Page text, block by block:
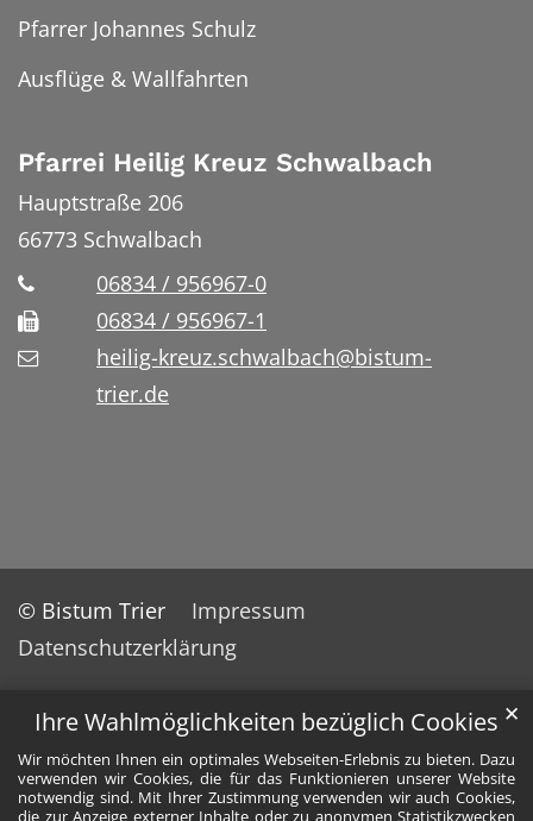
Ihre Wahlmöglichkeiten bezüglich Cookies
Wir möchten Ihnen ein optimales Webseiten-Erlebnis zu bieten. Dazu
verwenden wir Cookies, die für das Funktionieren unserer Website
notwendig sind. Mit Ihrer Zustimmung verwenden wir auch Cookies,
die zur Anzeige externer Inhalte oder zu anonymen Statistikzwecken
✕
Pfarrer Johannes Schulz
Ausflüge & Wallfahrten
Pfarrei Heilig Kreuz Schwalbach
Hauptstraße 206
66773 Schwalbach
06834 / 956967-0
06834 / 956967-1
heilig-kreuz.schwalbach@bistum-
trier.de
© Bistum Trier
Impressum
Datenschutzerklärung